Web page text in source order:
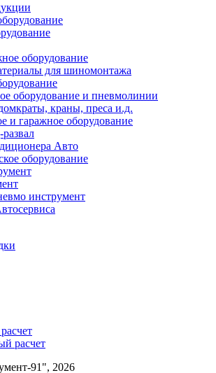
оборудование
для шиномонтажа
оборудование и пневмолинии
краны, преса и.д.
и гаражное оборудование
Авто
оборудование
инструмент
91", 2026